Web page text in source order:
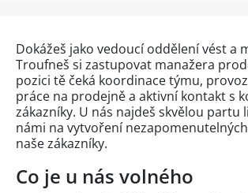
Dokážeš jako vedoucí oddělení vést a
Troufneš si zastupovat manažera
pozici tě čeká koordinace týmu,
práce na prodejně a aktivní kontakt s
zákazníky. U nás najdeš skvělou partu
námi na vytvoření
naše zákazníky.
Co je u nás volného